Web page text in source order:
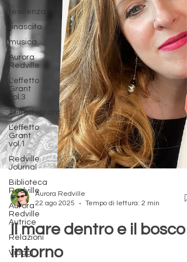
resilienza
rinascita
musica
Aurora
Redville
L'effetto
Grant
vol.3
#effettogrant
L'effetto
Grant
vol.1
Redville
Journal
Biblioteca
Redville
Aurora
Redville
Autrice
Relazioni
Viaggi
Aurora Redville
22 ago 2025